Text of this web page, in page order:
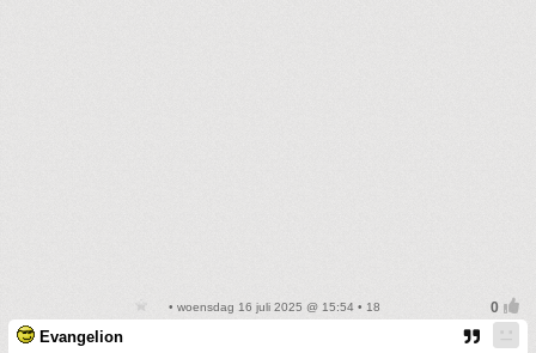
• woensdag 16 juli 2025 @ 15:54 • 18
Evangelion